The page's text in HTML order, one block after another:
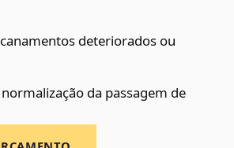
deteriorados ou
da passagem de